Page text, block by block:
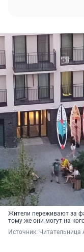
Жители переживают за
тому же они могут на
Источник: Читательница